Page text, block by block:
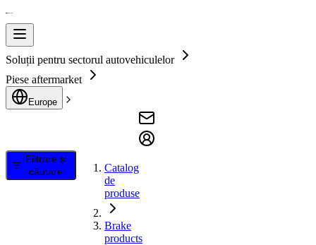
Soluții pentru sectorul autovehiculelor
Piese aftermarket
Europe
Filtrare și
căutare
Catalog
de
produse
Brake
products